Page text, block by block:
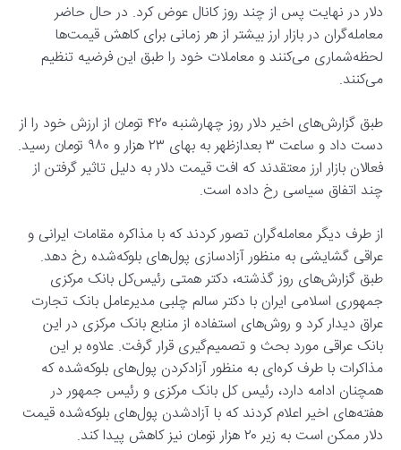
دلار در نهایت پس از چند روز کانال عوض کرد. در حال حاضر
معامله‌گران در بازار ارز بیشتر از هر زمانی برای کاهش قیمت‌ها
لحظه‌شماری می‌کنند و معاملات خود را طبق این فرضیه تنظیم
می‌کنند.
طبق گزارش‌های اخیر دلار روز چهارشنبه ۴۲۰ تومان از ارزش خود را از
دست داد و ساعت ۳ بعدازظهر به بهای ۲۳ هزار و ۹۸۰ تومان رسید.
فعالان بازار ارز معتقدند که افت قیمت دلار به دلیل تاثیر گرفتن از
چند اتفاق سیاسی رخ داده است.
از طرف دیگر معامله‌گران تصور کردند که با مذاکره مقامات ایرانی و
عراقی گشایشی به منظور آزادسازی پول‌های بلوکه‌شده رخ دهد.
طبق گزارش‌های روز گذشته، دکتر همتی رئیس‌کل بانک مرکزی
جمهوری اسلامی ایران با دکتر سالم چلبی مدیرعامل بانک تجارت
عراق دیدار کرد و روش‌های استفاده از منابع بانک مرکزی در این
بانک عراقی مورد بحث و تصمیم‌گیری قرار گرفت. علاوه بر این
مذاکرات با طرف کره‌ای به منظور آزادکردن پول‌های بلوکه‌شده که
همچنان ادامه دارد، رئیس کل بانک مرکزی و رئیس جمهور در
هفته‌های اخیر اعلام کردند که با آزادشدن پول‌های بلوکه‌شده قیمت
دلار ممکن است به زیر ۲۰ هزار تومان نیز کاهش پیدا کند.